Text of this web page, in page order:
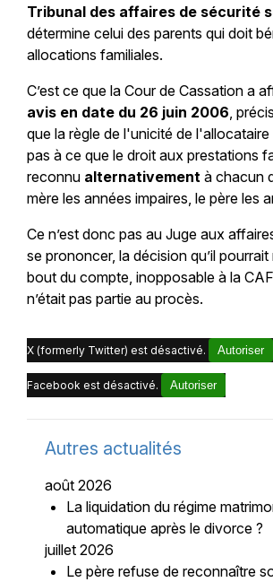
Tribunal des affaires de sécurité
détermine celui des parents qui doit
allocations familiales.
C’est ce que la Cour de Cassation a
avis en date du 26 juin 2006 ,
que la règle de l'unicité de
pas à ce que le droit aux prestations
reconnu alternativement à chacun
mère les années impaires, le père les
Ce n’est donc pas au Juge aux
se prononcer, la décision qu’il
bout du compte, inopposable à la CAF
n’était pas partie au procès.
X (formerly Twitter) est désactivé. Autoriser
Facebook est désactivé. Autoriser
Autres actualités
août 2026
La liquidation du régime
automatique après le divorce ?
juillet 2026
Le père refuse de reconnaître